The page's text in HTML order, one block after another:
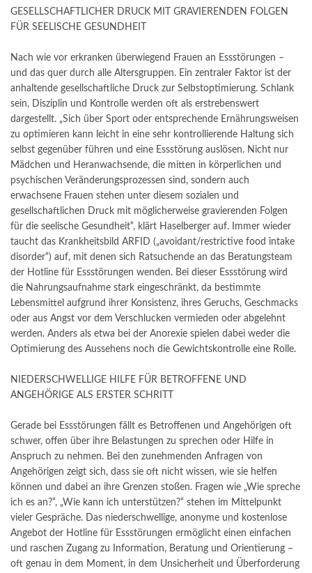
GESELLSCHAFTLICHER DRUCK MIT GRAVIERENDEN FOLGEN
FÜR SEELISCHE GESUNDHEIT
Nach wie vor erkranken überwiegend Frauen an Essstörungen –
und das quer durch alle Altersgruppen. Ein zentraler Faktor ist der
anhaltende gesellschaftliche Druck zur Selbstoptimierung. Schlank
sein, Disziplin und Kontrolle werden oft als erstrebenswert
dargestellt. „Sich über Sport oder entsprechende Ernährungsweisen
zu optimieren kann leicht in eine sehr kontrollierende Haltung sich
selbst gegenüber führen und eine Essstörung auslösen. Nicht nur
Mädchen und Heranwachsende, die mitten in körperlichen und
psychischen Veränderungsprozessen sind, sondern auch
erwachsene Frauen stehen unter diesem sozialen und
gesellschaftlichen Druck mit möglicherweise gravierenden Folgen
für die seelische Gesundheit“, klärt Haselberger auf. Immer wieder
taucht das Krankheitsbild ARFID („avoidant/restrictive food intake
disorder“) auf, mit denen sich Ratsuchende an das Beratungsteam
der Hotline für Essstörungen wenden. Bei dieser Essstörung wird
die Nahrungsaufnahme stark eingeschränkt, da bestimmte
Lebensmittel aufgrund ihrer Konsistenz, ihres Geruchs, Geschmacks
oder aus Angst vor dem Verschlucken vermieden oder abgelehnt
werden. Anders als etwa bei der Anorexie spielen dabei weder die
Optimierung des Aussehens noch die Gewichtskontrolle eine Rolle.
NIEDERSCHWELLIGE HILFE FÜR BETROFFENE UND
ANGEHÖRIGE ALS ERSTER SCHRITT
Gerade bei Essstörungen fällt es Betroffenen und Angehörigen oft
schwer, offen über ihre Belastungen zu sprechen oder Hilfe in
Anspruch zu nehmen. Bei den zunehmenden Anfragen von
Angehörigen zeigt sich, dass sie oft nicht wissen, wie sie helfen
können und dabei an ihre Grenzen stoßen. Fragen wie „Wie spreche
ich es an?“, „Wie kann ich unterstützen?“ stehen im Mittelpunkt
vieler Gespräche. Das niederschwellige, anonyme und kostenlose
Angebot der Hotline für Essstörungen ermöglicht einen einfachen
und raschen Zugang zu Information, Beratung und Orientierung –
oft genau in dem Moment, in dem Unsicherheit und Überforderung